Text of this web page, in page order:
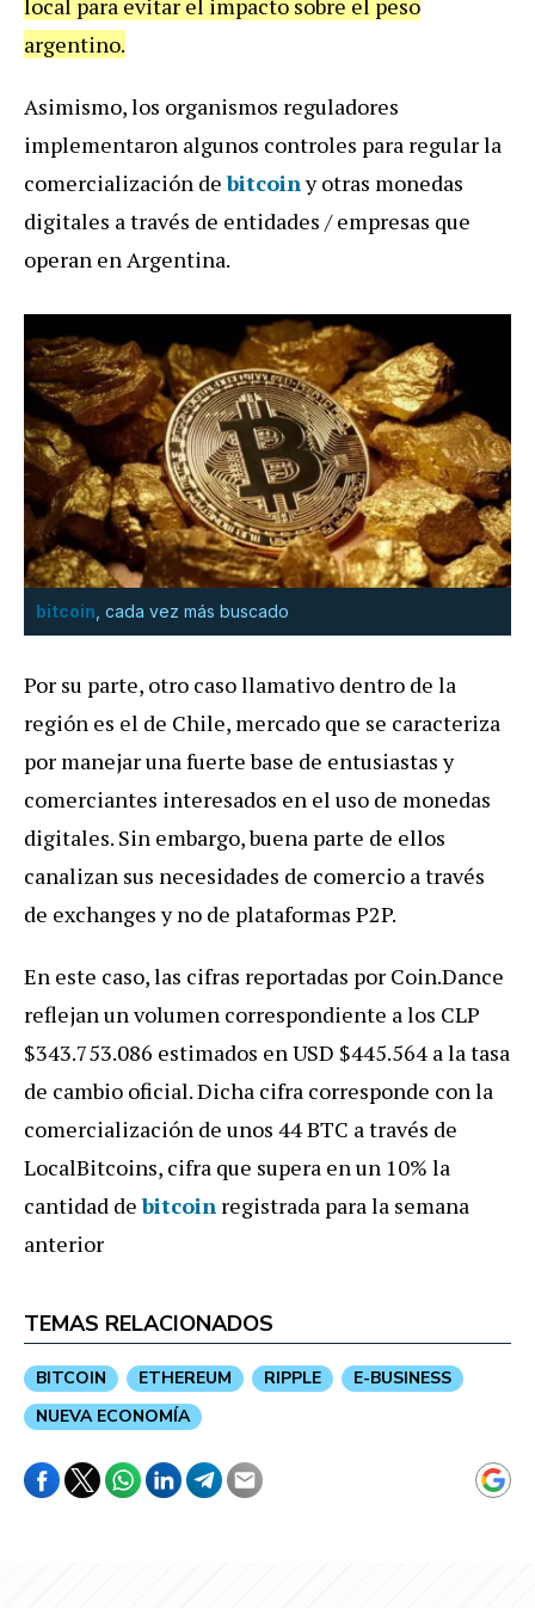
local para evitar el impacto sobre el peso
argentino.
Asimismo, los organismos reguladores
implementaron algunos controles para regular la
comercialización debitcoiny otras monedas
digitales a través de entidades / empresas que
operan en Argentina.
bitcoin, cada vez más buscado
Por su parte, otro caso llamativo dentro de la
región es el de Chile, mercado que se caracteriza
por manejar una fuerte base de entusiastas y
comerciantes interesados en el uso de monedas
digitales. Sin embargo, buena parte de ellos
canalizan sus necesidades de comercio a través
de exchanges y no de plataformas P2P.
En este caso, las cifras reportadas por Coin.Dance
reflejan un volumen correspondiente a los CLP
$343.753.086 estimados en USD $445.564 a la tasa
de cambio oficial. Dicha cifra corresponde con la
comercialización de unos 44 BTC a través de
LocalBitcoins, cifra que supera en un 10% la
cantidad debitcoin registrada para la semana
anterior
TEMAS RELACIONADOS
BITCOIN ETHEREUM RIPPLE
E-BUSINESS
NUEVA ECONOMÍA